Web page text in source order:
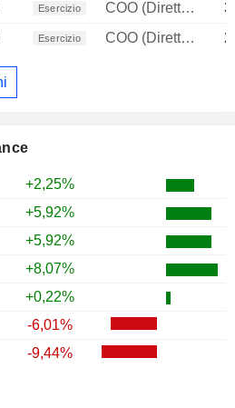
+2,25%
+5,92%
+5,92%
+8,07%
+0,22%
-6,01%
-9,44%
Esercizio COO (Direttore operativo)
Esercizio COO (Direttore operativo)